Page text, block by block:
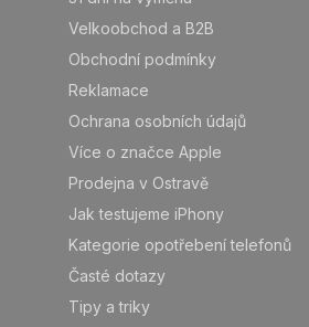
Velkoobchod a B2B
Obchodní podmínky
Reklamace
Ochrana osobních údajů
Více o značce Apple
Prodejna v Ostravě
Jak testujeme iPhony
Kategorie opotřebení telefonů
Časté dotazy
Tipy a triky